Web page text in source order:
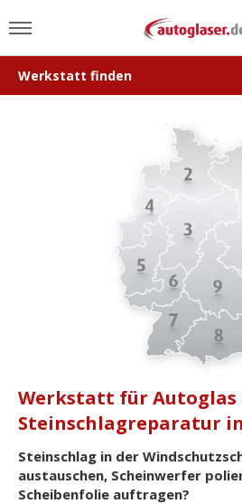
Scheibensuche
Ist Ihre Werkstatt
Kostenlos
Werkstatt
Werkstatt finden
Werkstatt für Autoglas
Steinschlagreparatur
Steinschlag in der
austauschen, Scheinwerfer
Scheibenfolie auftragen?